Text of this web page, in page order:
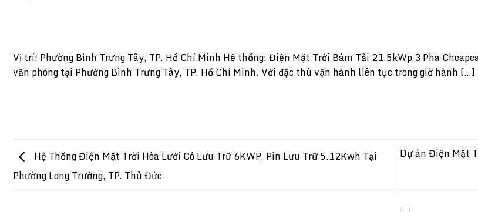
Vị trí: Phường Bình Trưng Tây, TP. Hồ Chí Minh Hệ thống: Điện Mặt Trời Bám Tải 21.5kWp 3 Pha
văn phòng tại Phường Bình Trưng Tây, TP. Hồ Chí Minh. Với đặc thù vận hành liên tục trong giờ hành […]
Hệ Thống Điện Mặt Trời Hòa Lưới Có Lưu Trữ 6KWP, Pin Lưu Trữ 5.12Kwh Tại
Phường Long Trường, TP. Thủ Đức
Dự án Điện Mặt